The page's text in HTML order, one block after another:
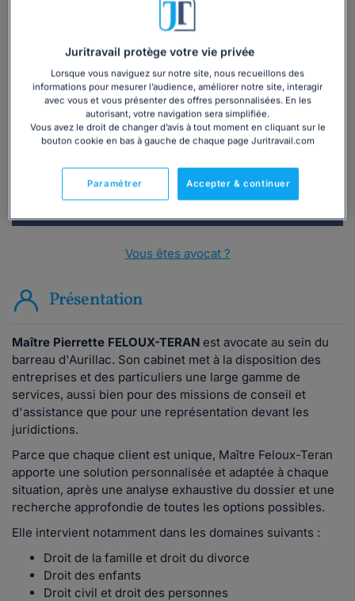
Vous souhaitez une consultation par
téléphone ?
Consulter immédiatement
ou appelez le 01 75 75 42 33
(8h à 21h du lundi au
Vous êtes avocat ?
Présentation
Maître Pierrette FELOUX-TERAN est avocate au sein du
barreau d'Aurillac. Son cabinet met à la disposition des
entreprises et des particuliers une large gamme de
services, aussi bien pour des missions de conseil et
d'assistance que pour une représentation devant les
juridictions.
Parce que chaque client est unique, Maître Feloux-Teran
apporte une solution personnalisée et adaptée à chaque
situation, après une analyse exhaustive du dossier et une
recherche approfondie de toutes les options possibles.
Elle intervient notamment dans les domaines suivants :
Droit de la famille et droit du divorce
Droit des enfants
Droit civil et droit des personnes
Juritravail protège votre vie privée
Lorsque vous naviguez sur notre site, nous recueillons des
informations pour mesurer l’audience, améliorer notre site, interagir
avec vous et vous présenter des offres personnalisées. En les
autorisant, votre navigation sera simplifiée.
Vous avez le droit de changer d’avis à tout moment en cliquant sur le
bouton cookie en bas à gauche de chaque page Juritravail.com
Accepter & continuer
Paramétrer